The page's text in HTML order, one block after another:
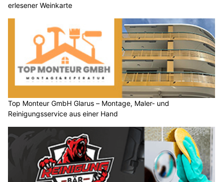
erlesener Weinkarte
Top Monteur GmbH Glarus – Montage, Maler- und
Reinigungsservice aus einer Hand